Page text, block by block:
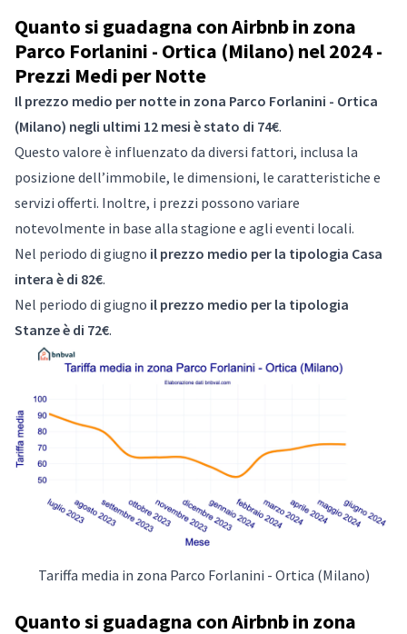
Quanto si guadagna con Airbnb in zona
Parco Forlanini - Ortica (Milano) nel 2024 -
Prezzi Medi per Notte
Il prezzo medio per notte in zona Parco Forlanini - Ortica
(Milano) negli ultimi 12 mesi è stato di 74€.
Questo valore è influenzato da diversi fattori, inclusa la
posizione dell’immobile, le dimensioni, le caratteristiche e
servizi offerti. Inoltre, i prezzi possono variare
notevolmente in base alla stagione e agli eventi locali.
Nel periodo di giugno il prezzo medio per la tipologia Casa
intera è di 82€.
Nel periodo di giugno il prezzo medio per la tipologia
Stanze è di 72€.
Tariffa media in zona Parco Forlanini - Ortica (Milano)
Quanto si guadagna con Airbnb in zona